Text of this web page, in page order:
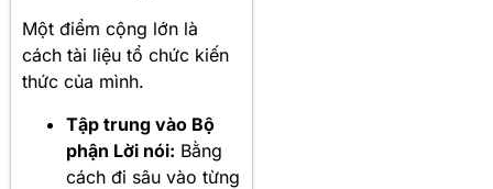
Một điểm cộng lớn là
cách tài liệu tổ chức kiến
thức của mình.
Tập trung vào Bộ
phận Lời nói: Bằng
cách đi sâu vào từng